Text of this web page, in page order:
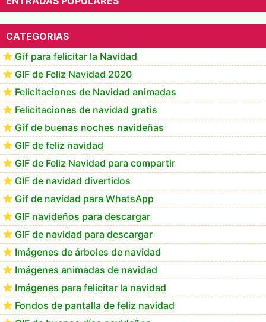
ENTRADAS POPULARES
CATEGORIAS
Gif para felicitar la Navidad
GIF de Feliz Navidad 2020
Felicitaciones de Navidad animadas
Felicitaciones de navidad gratis
Gif de buenas noches navideñas
GIF de feliz navidad
GIF de Feliz Navidad para compartir
GIF de navidad divertidos
Gif de navidad para WhatsApp
GIF navideños para descargar
GIF de navidad para descargar
Imágenes de árboles de navidad
Imágenes animadas de navidad